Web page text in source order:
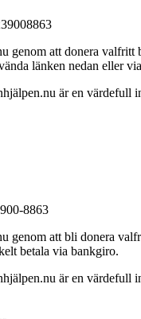
genom att donera valfritt
länken nedan eller
är en värdefull
8863
genom att bli donera
betala via bankgiro.
är en värdefull